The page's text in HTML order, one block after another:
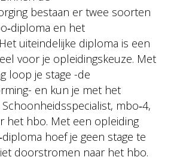
bestaan er twee soorten
en het
uiteindelijke diploma is een
voor je opleidingskeuze. Met
loop je stage -de
en kun je met het
mbo‐4,
het hbo. Met een opleiding
hoef je geen stage te
doorstromen naar het hbo.